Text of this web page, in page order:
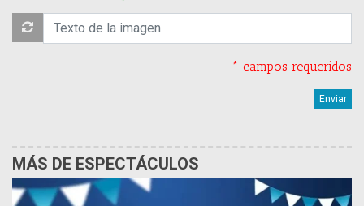
* campos requeridos
MÁS DE ESPECTÁCULOS